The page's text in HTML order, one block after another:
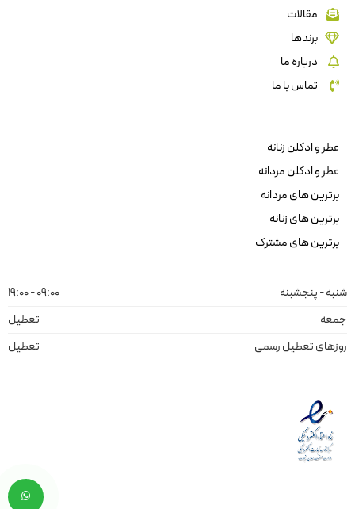
مقالات
برندها
درباره ما
تماس با ما
عطر و ادکلن زنانه
عطر و ادکلن مردانه
برترین های مردانه
برترین های زنانه
برترین های مشترک
شنبه - پنجشبنه
09:00 - 19:00
جمعه
تعطیل
روزهای تعطیل رسمی
تعطیل